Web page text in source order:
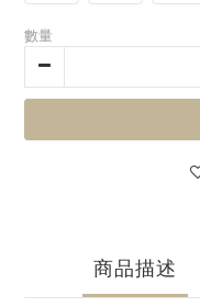
數量
商品描述